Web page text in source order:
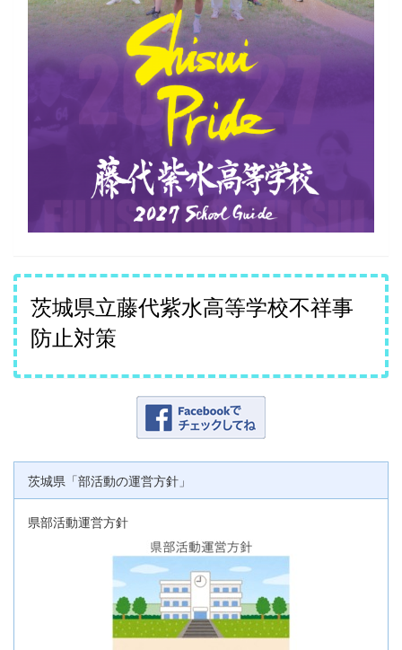
茨城県立藤代紫水高等学校不祥事
防止対策
茨城県「部活動の運営方針」
県部活動運営方針